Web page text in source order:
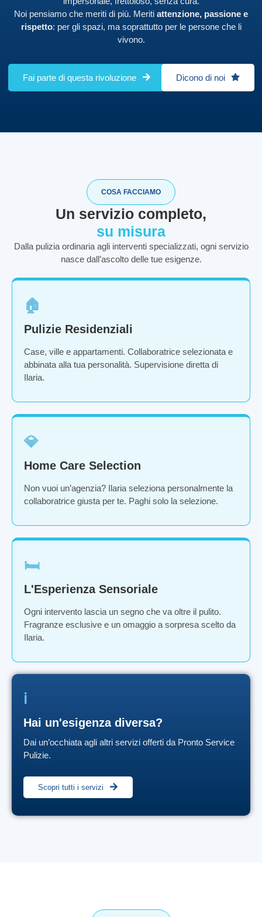
Noi pensiamo che meriti di più. Meriti attenzione, passione e
rispetto: per gli spazi, ma soprattutto per le persone che li
vivono.
Fai parte di questa rivoluzione Dicono di noi
COSA FACCIAMO
Un servizio completo,
su misura
Dalla pulizia ordinaria agli interventi specializzati, ogni servizio
nasce dall’ascolto delle tue esigenze.
🏠
Pulizie Residenziali
Case, ville e appartamenti. Collaboratrice selezionata e
abbinata alla tua personalità. Supervisione diretta di
Ilaria.
💎
Home Care Selection
Non vuoi un’agenzia? Ilaria seleziona personalmente la
collaboratrice giusta per te. Paghi solo la selezione.
🛏️
L'Esperienza Sensoriale
Ogni intervento lascia un segno che va oltre il pulito.
Fragranze esclusive e un omaggio a sorpresa scelto da
Ilaria.
ℹ️
Hai un'esigenza diversa?
Dai un’occhiata agli altri servizi offerti da Pronto Service
Pulizie.
Scopri tutti i servizi